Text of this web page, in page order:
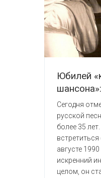
Юбилей
Сегодня
русской
более 35
августе
искренний
целом, он